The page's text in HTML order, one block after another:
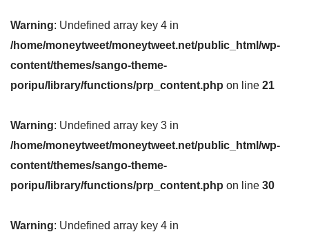
Warning: Undefined array key 4 in
/home/moneytweet/moneytweet.net/public_html/wp-
content/themes/sango-theme-
poripu/library/functions/prp_content.php on line 21
Warning: Undefined array key 3 in
/home/moneytweet/moneytweet.net/public_html/wp-
content/themes/sango-theme-
poripu/library/functions/prp_content.php on line 30
Warning: Undefined array key 4 in